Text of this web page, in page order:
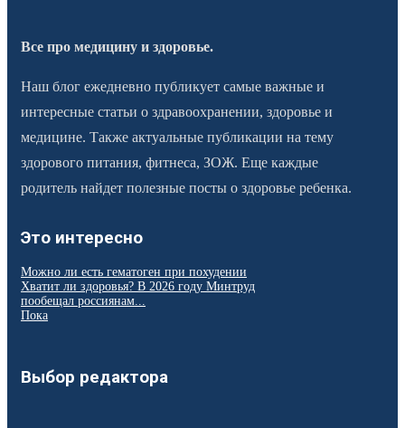
Все про медицину и здоровье.
Наш блог ежедневно публикует самые важные и
интересные статьи о здравоохранении, здоровье и
медицине. Также актуальные публикации на тему
здорового питания, фитнеса, ЗОЖ. Еще каждые
родитель найдет полезные посты о здоровье ребенка.
Это интересно
Можно ли есть гематоген при похудении
Хватит ли здоровья? В 2026 году Минтруд
пообещал россиянам...
Пока
Выбор редактора